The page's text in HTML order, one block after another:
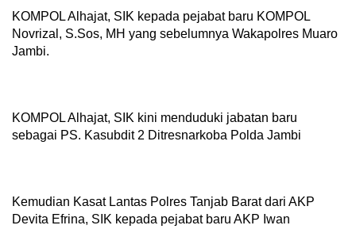
KOMPOL Alhajat, SIK kepada pejabat baru KOMPOL
Novrizal, S.Sos, MH yang sebelumnya Wakapolres Muaro
Jambi.
KOMPOL Alhajat, SIK kini menduduki jabatan baru
sebagai PS. Kasubdit 2 Ditresnarkoba Polda Jambi
Kemudian Kasat Lantas Polres Tanjab Barat dari AKP
Devita Efrina, SIK kepada pejabat baru AKP Iwan